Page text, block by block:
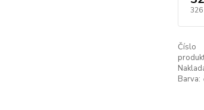
326
Číslo
Barva: